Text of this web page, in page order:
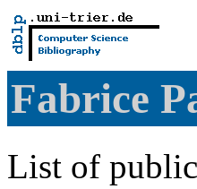
Fabrice
List of